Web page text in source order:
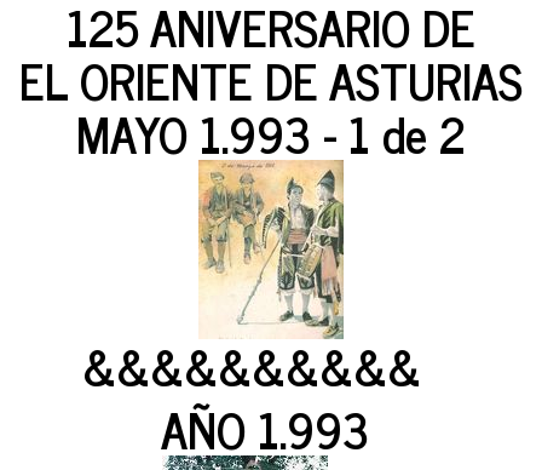
125 ANIVERSARIO DE
EL ORIENTE DE ASTURIAS
MAYO 1.993 - 1 de 2
&&&&&&&&&&
AÑO 1.993